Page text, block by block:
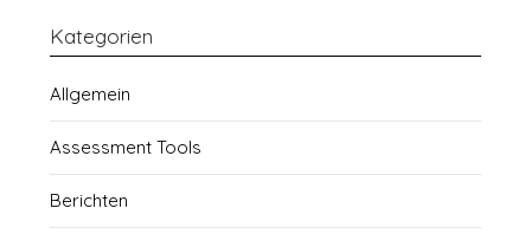
Kategorien
Allgemein
Assessment Tools
Berichten